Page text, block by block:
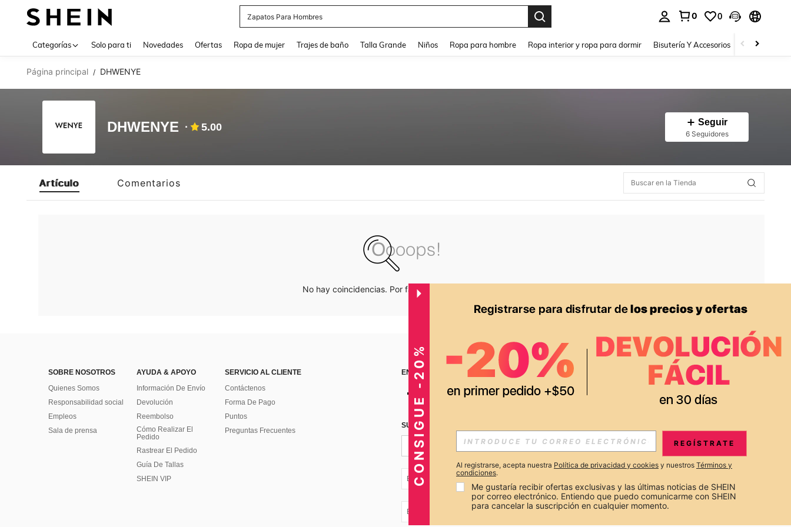
Zapatos Para Hombres
0 0
Categorías Solo para ti Novedades Ofertas Ropa de mujer Trajes de baño Talla Grande Niños Ropa para hombre Ropa interior y ropa para dormir Bisutería Y Accesorios Zapatos
Página principal / DHWENYE
DHWENYE 5.00 Seguir
6 Seguidores
Artículo Comentarios
No hay coincidencias. Por favor inténtalo de nuevo.
SOBRE NOSOTROS
Quienes Somos
Responsabilidad social
Empleos
Sala de prensa
AYUDA & APOYO
Información De Envío
Devolución
Reembolso
Cómo Realizar El
Pedido
Rastrear El Pedido
Guía De Tallas
SHEIN VIP
SERVICIO AL CLIENTE
Contáctenos
Forma De Pago
Puntos
Preguntas Frecuentes
ENCUÉNTRANOS EN APP
SUSCRÍBETE PARA RECIBIR OFERTAS EXCLUSIVAS, PROMOCIONES Y NOTICIAS DE SHEIN
Suscribir
EC + 593
EC + 593
CONSIGUE -20% REGÍSTRATE
Al registrarse, acepta nuestra Política de privacidad y cookies y nuestros Términos y
condiciones.
Me gustaría recibir ofertas exclusivas y las últimas noticias de SHEIN
por correo electrónico. Entiendo que puedo comunicarme con SHEIN
para cancelar la suscripción en cualquier momento.